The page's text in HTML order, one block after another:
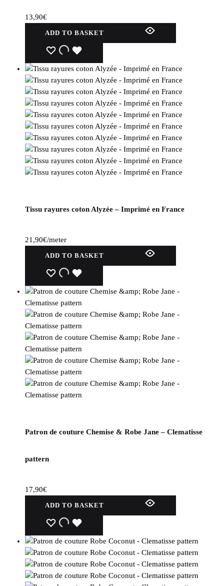
13,90€
ADD TO BASKET
WISHLIST
WISHLIST
Tissu rayures coton Alyzée – Imprimé en France
21,90€/meter
ADD TO BASKET
WISHLIST
WISHLIST
Patron de couture Chemise & Robe Jane – Clematisse
pattern
17,90€
ADD TO BASKET
WISHLIST
WISHLIST